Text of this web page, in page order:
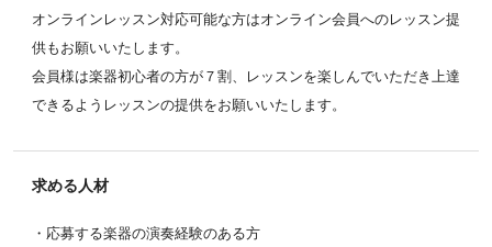
オンラインレッスン対応可能な方はオンライン会員へのレッスン提
供もお願いいたします。
会員様は楽器初心者の方が７割、レッスンを楽しんでいただき上達
できるようレッスンの提供をお願いいたします。
求める人材
・応募する楽器の演奏経験のある方